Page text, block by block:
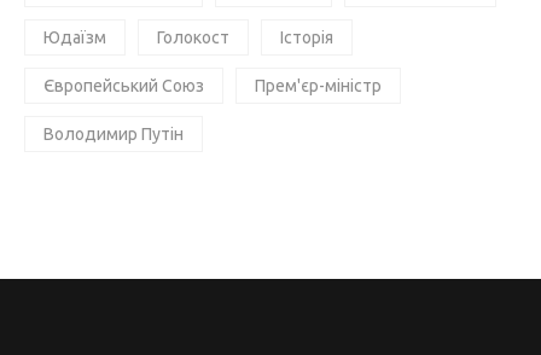
Юдаїзм Голокост Історія
Європейський Союз Прем'єр-міністр
Володимир Путін